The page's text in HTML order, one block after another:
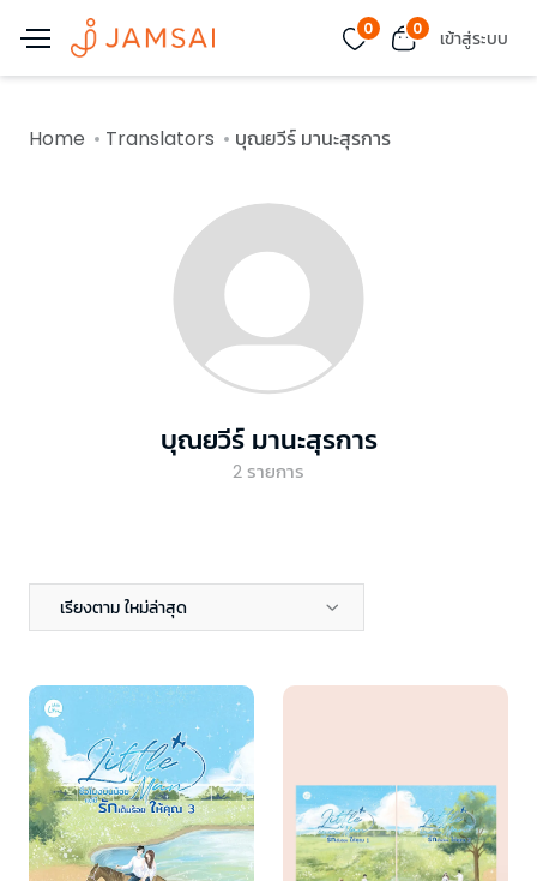
0 0 เข้าสู่ระบบ
Home Translators บุณยวีร์ มานะสุรการ
บุณยวีร์ มานะสุรการ
2รายการ
เรียงตาม ใหม่ล่าสุด